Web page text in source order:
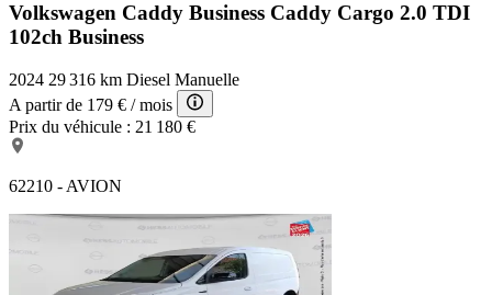
Volkswagen Caddy Business Caddy Cargo 2.0 TDI
102ch Business
2024 29 316 km Diesel Manuelle
A partir de 179 € / mois
Prix du véhicule : 21 180 €
62210 - AVION